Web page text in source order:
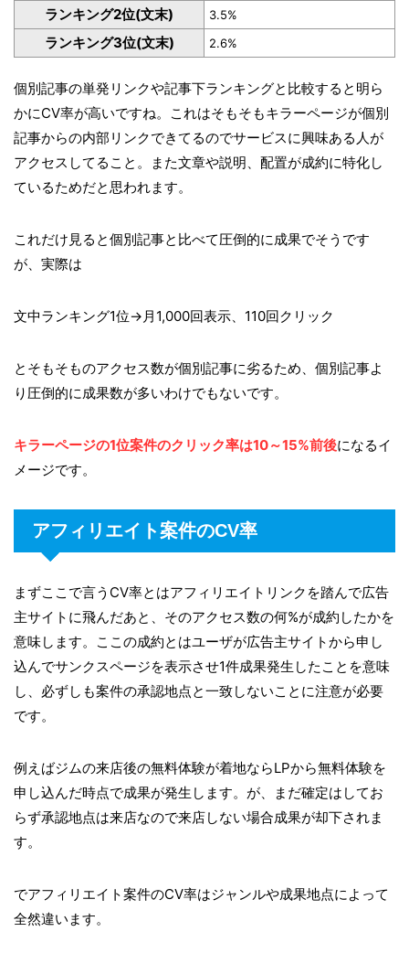
ランキング2位(文末) 3.5%
ランキング3位(文末) 2.6%
個別記事の単発リンクや記事下ランキングと比較すると明ら
かにCV率が高いですね。これはそもそもキラーページが個別
記事からの内部リンクできてるのでサービスに興味ある人が
アクセスしてること。また文章や説明、配置が成約に特化し
ているためだと思われます。
これだけ見ると個別記事と比べて圧倒的に成果でそうです
が、実際は
文中ランキング1位→月1,000回表示、110回クリック
とそもそものアクセス数が個別記事に劣るため、個別記事よ
り圧倒的に成果数が多いわけでもないです。
キラーページの1位案件のクリック率は10～15%前後になるイ
メージです。
アフィリエイト案件のCV率
まずここで言うCV率とはアフィリエイトリンクを踏んで広告
主サイトに飛んだあと、そのアクセス数の何%が成約したかを
意味します。ここの成約とはユーザが広告主サイトから申し
込んでサンクスページを表示させ1件成果発生したことを意味
し、必ずしも案件の承認地点と一致しないことに注意が必要
です。
例えばジムの来店後の無料体験が着地ならLPから無料体験を
申し込んだ時点で成果が発生します。が、まだ確定はしてお
らず承認地点は来店なので来店しない場合成果が却下されま
す。
でアフィリエイト案件のCV率はジャンルや成果地点によって
全然違います。